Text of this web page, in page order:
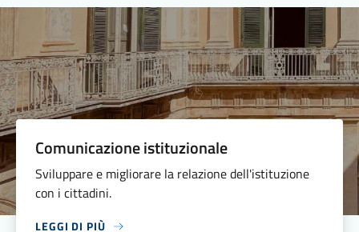
Comunicazione istituzionale
Sviluppare e migliorare la relazione dell'istituzione
con i cittadini.
LEGGI DI PIÙ